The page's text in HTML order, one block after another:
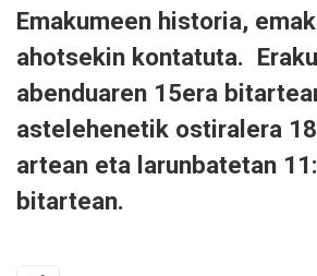
Emakumeen historia,
ahotsekin kontatuta.
abenduaren 15era
astelehenetik ostiralera
artean eta larunbatetan
bitartean.